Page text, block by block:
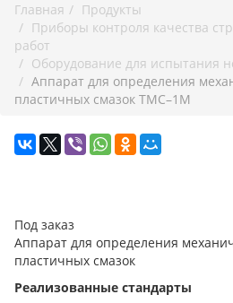
Главная
Продукты
Приборы контроля качества
работ
Оборудование для испытания
Аппарат для определения
пластичных смазок ТМС–1М
Под заказ
Аппарат для определения
пластичных смазок
Реализованные стандарты